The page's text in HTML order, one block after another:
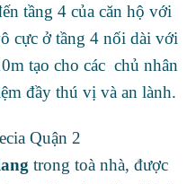
tầng 4 của căn hộ với
cực ở tầng 4 nối dài với
tạo cho các chủ nhân
đầy thú vị và an lành.
trong toà nhà, được